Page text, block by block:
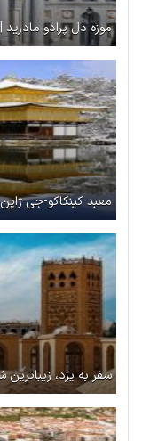
موزه دل پرادو مادرید
معبد کینکاکو-جی
سفر به یزد،